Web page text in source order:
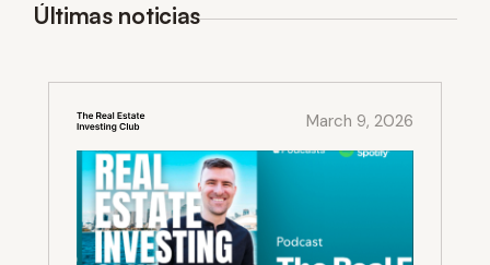
Últimas noticias
March 9, 2026